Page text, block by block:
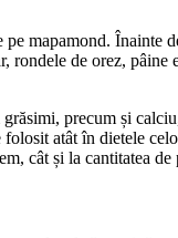
mapamond. Înainte
de orez,
precum și
atât în dietele
cât și la cantitatea de